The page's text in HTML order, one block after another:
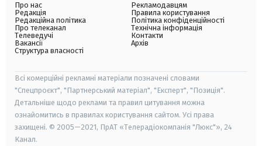
Про нас
Редакція
Редакційна політика
Про телеканал
Телеведучі
Вакансії
Структура власності
Рекламодавцям
Правила користування
Політика конфіденційності
Технічна інформація
Контакти
Архів
Всі комерційні рекламні матеріали позначені словами
"Спецпроєкт", "Партнерський матеріал", "Експерт", "Позиція".
Детальніше щодо реклами та правил цитування можна
ознайомитись в правилах користування сайтом. Усі права
захищені. © 2005—2021, ПрАТ «Телерадіокомпанія "Люкс"», 24
Канал.